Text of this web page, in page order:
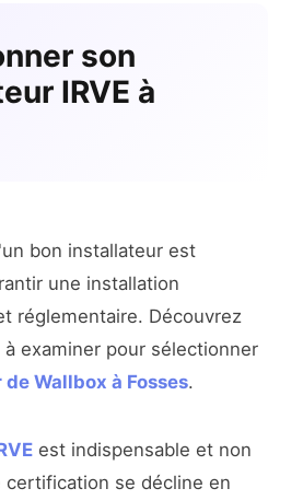
son
IRVE à
bon installateur est
une installation
réglementaire. Découvrez
examiner pour sélectionner
Wallbox à Fosses.
est indispensable et non
certification se décline en